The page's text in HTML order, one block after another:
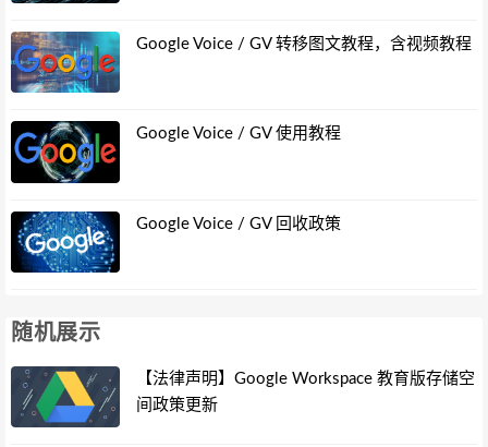
Google Voice / GV 转移图文教程，含视频教程
Google Voice / GV 使用教程
Google Voice / GV 回收政策
随机展示
【法律声明】Google Workspace 教育版存储空
间政策更新